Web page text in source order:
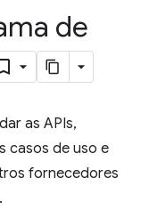
de
as APIs,
casos de uso e
fornecedores